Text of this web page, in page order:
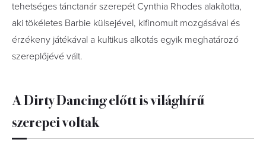
tehetséges tánctanár szerepét Cynthia Rhodes alakította,
aki tökéletes Barbie külsejével, kifinomult mozgásával és
érzékeny játékával a kultikus alkotás egyik meghatározó
szereplőjévé vált.
A Dirty Dancing előtt is világhírű
szerepei voltak